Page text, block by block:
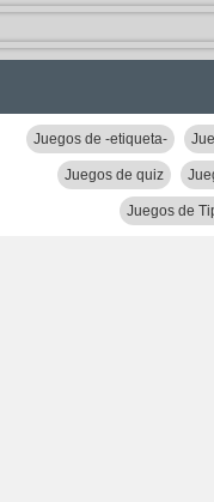
Juegos de -etiqueta-
Juegos de quiz
Juegos de